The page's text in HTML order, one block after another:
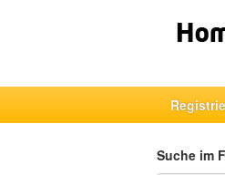
Suche im